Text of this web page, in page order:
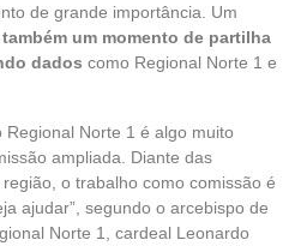
de grande importância. Um
um momento de partilha
dados como Regional Norte 1 e
Norte 1 é algo muito
ampliada. Diante das
o trabalho como comissão é
ajudar”, segundo o arcebispo de
Norte 1, cardeal Leonardo